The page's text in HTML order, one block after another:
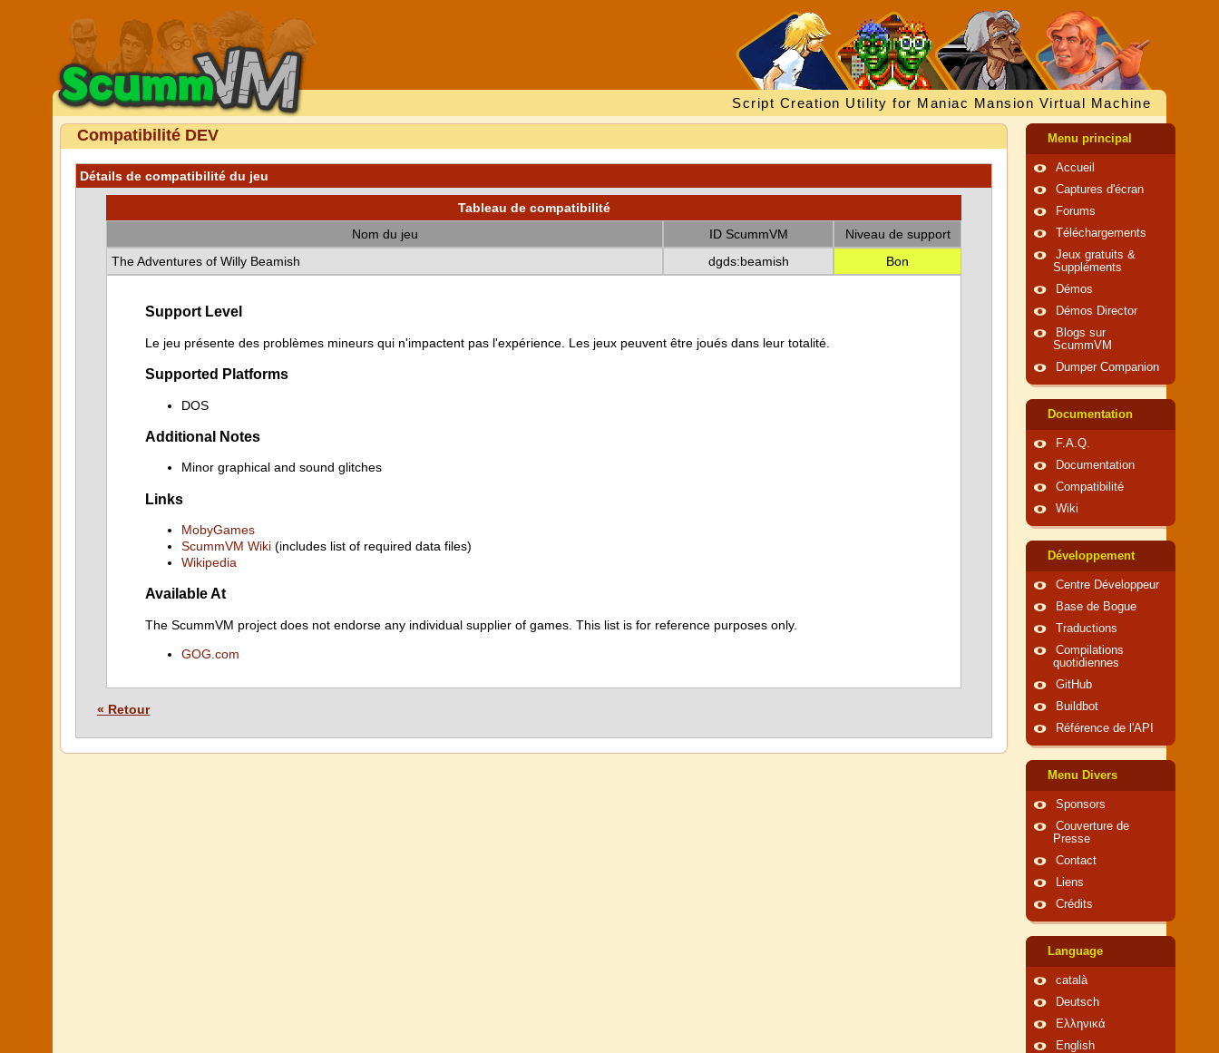
Script Creation Utility for Maniac Mansion Virtual Machine
Compatibilité DEV
Détails de compatibilité du jeu
Tableau de compatibilité
Nom du jeu
ID ScummVM
Niveau de support
The Adventures of Willy Beamish
dgds:beamish Bon
Support Level
Le jeu présente des problèmes mineurs qui n'impactent pas l'expérience. Les jeux peuvent être joués dans leur totalité.
Supported Platforms
DOS
Additional Notes
Minor graphical and sound glitches
Links
MobyGames
ScummVM Wiki (includes list of required data files)
Wikipedia
Available At
The ScummVM project does not endorse any individual supplier of games. This list is for reference purposes only.
GOG.com
« Retour
Menu principal
Accueil
Captures d'écran
Forums
Téléchargements
Jeux gratuits &
Suppléments
Démos
Démos Director
Blogs sur
ScummVM
Dumper Companion
Documentation
F.A.Q.
Documentation
Compatibilité
Wiki
Développement
Centre Développeur
Base de Bogue
Traductions
Compilations
quotidiennes
GitHub
Buildbot
Référence de l'API
Menu Divers
Sponsors
Couverture de
Presse
Contact
Liens
Crédits
Language
català
Deutsch
Ελληνικά
English